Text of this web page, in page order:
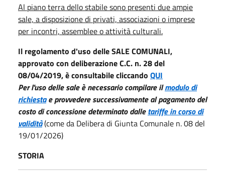
Al piano terra dello stabile sono presenti due ampie
sale, a disposizione di privati, associazioni o imprese
per incontri, assemblee o attività culturali.
Il regolamento d'uso delle SALE COMUNALI,
approvato con deliberazione C.C. n. 28 del
08/04/2019, è consultabile cliccando QUI
Per l'uso delle sale è necessario compilare ilmodulo di
richiestae provvedere successivamente al pagamento del
costo di concessione determinato dalletariffe in corso di
validità(come da Delibera di Giunta Comunale n. 08 del
19/01/2026)
STORIA